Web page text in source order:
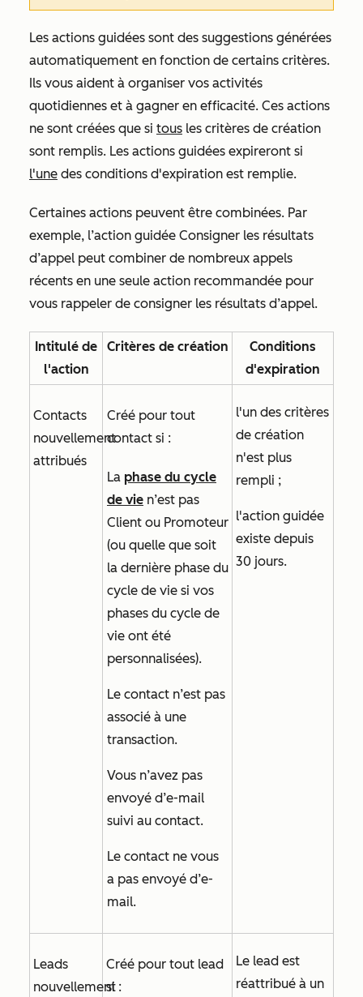
Les actions guidées sont des suggestions générées
automatiquement en fonction de certains critères.
Ils vous aident à organiser vos activités
quotidiennes et à gagner en efficacité. Ces actions
ne sont créées que si tous les critères de création
sont remplis. Les actions guidées expireront si
l'une des conditions d'expiration est remplie.
Certaines actions peuvent être combinées. Par
exemple, l’action guidée Consigner les résultats
d’appel peut combiner de nombreux appels
récents en une seule action recommandée pour
vous rappeler de consigner les résultats d’appel.
Intitulé de
l'action
Critères de création
Conditions
d'expiration
Contacts
nouvellement
attribués
Créé pour tout
contact si :
La phase du cycle
de vie n’est pas
Client ou Promoteur
(ou quelle que soit
la dernière phase du
cycle de vie si vos
phases du cycle de
vie ont été
personnalisées).
Le contact n’est pas
associé à une
transaction.
Vous n’avez pas
envoyé d’e-mail
suivi au contact.
Le contact ne vous
a pas envoyé d’e-
mail.
l'un des critères
de création
n'est plus
rempli ;
l'action guidée
existe depuis
30 jours.
Leads
nouvellement
Créé pour tout lead
si :
Le lead est
réattribué à un